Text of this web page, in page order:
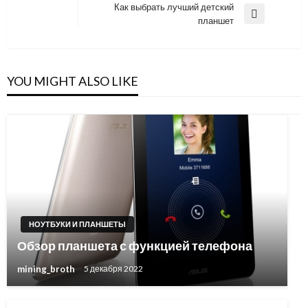
Как выбрать лучший детский
планшет
YOU MIGHT ALSO LIKE
НОУТБУКИ И ПЛАНШЕТЫ
Обзор планшета с функцией телефона
mining_broth 5 декабря 2022